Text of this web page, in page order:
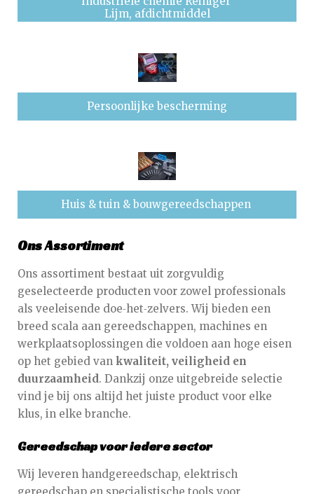
Lijm, afdichtmiddel
Persoonlijke bescherming
Huis & tuin & bouwgereedschappen
Ons Assortiment
Ons assortiment bestaat uit zorgvuldig
geselecteerde producten voor zowel professionals
als veeleisende doe‑het‑zelvers. Wij bieden een
breed scala aan gereedschappen, machines en
werkplaatsoplossingen die voldoen aan hoge eisen
op het gebied van kwaliteit, veiligheid en
duurzaamheid. Dankzij onze uitgebreide selectie
vind je bij ons altijd het juiste product voor elke
klus, in elke branche.
Gereedschap voor iedere sector
Wij leveren handgereedschap, elektrisch
gereedschap en specialistische tools voor